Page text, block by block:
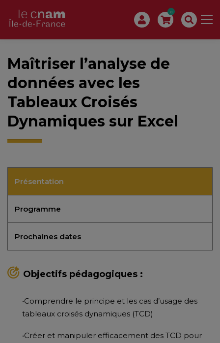
0
Maîtriser l’analyse de
données avec les
Tableaux Croisés
Dynamiques sur Excel
Présentation
Programme
Prochaines dates
Objectifs pédagogiques :
•Comprendre le principe et les cas d’usage des
tableaux croisés dynamiques (TCD)
•Créer et manipuler efficacement des TCD pour